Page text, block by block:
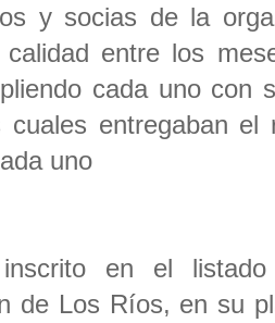
y socias de la
calidad entre los
cada uno con
entregaban el
uno
en el listado
de Los Ríos, en su